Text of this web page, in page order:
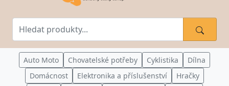
Auto Moto Chovatelské potřeby Cyklistika
Dílna
Domácnost
Elektronika a příslušenství
Hračky